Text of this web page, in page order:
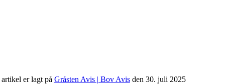
er lagt på Gråsten Avis | Bov Avisden 30. juli 2025